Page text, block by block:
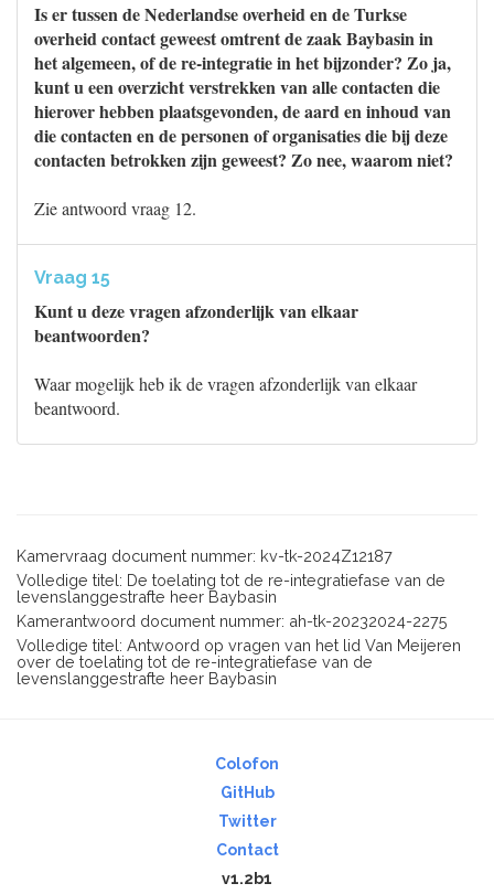
Is er tussen de Nederlandse overheid en de Turkse
overheid contact geweest omtrent de zaak Baybasin in
het algemeen, of de re-integratie in het bijzonder? Zo ja,
kunt u een overzicht verstrekken van alle contacten die
hierover hebben plaatsgevonden, de aard en inhoud van
die contacten en de personen of organisaties die bij deze
contacten betrokken zijn geweest? Zo nee, waarom niet?
Zie antwoord vraag 12.
Vraag 15
Kunt u deze vragen afzonderlijk van elkaar
beantwoorden?
Waar mogelijk heb ik de vragen afzonderlijk van elkaar
beantwoord.
Kamervraag document nummer: kv-tk-2024Z12187
Volledige titel: De toelating tot de re-integratiefase van de
levenslanggestrafte heer Baybasin
Kamerantwoord document nummer: ah-tk-20232024-2275
Volledige titel: Antwoord op vragen van het lid Van Meijeren
over de toelating tot de re-integratiefase van de
levenslanggestrafte heer Baybasin
Colofon
GitHub
Twitter
Contact
v1.2b1